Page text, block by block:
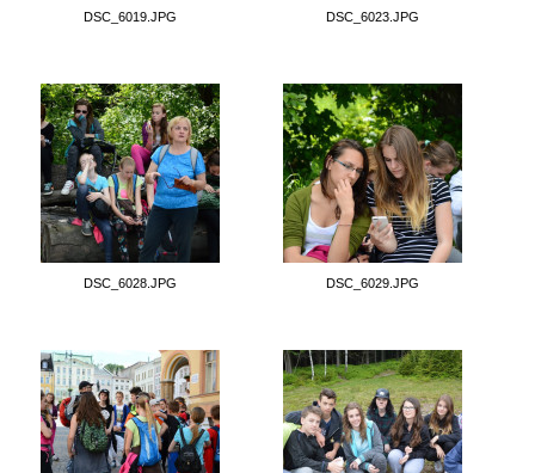
DSC_6019.JPG DSC_6023.JPG
DSC_6028.JPG DSC_6029.JPG